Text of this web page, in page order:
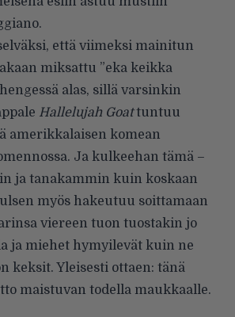
että viimeksi mainitun
miksattu ”eka keikka
alas, sillä varsinkin
Hallelujah Goattuntuu
amerikkalaisen komean
Ja kulkeehan tämä –
ja tanakammin kuin koskaan
myös hakeutuu soittamaan
viereen tuon tuostakin jo
ja miehet hymyilevät kuin ne
keksit. Yleisesti ottaen: tänä
maistuvan todella maukkaalle.